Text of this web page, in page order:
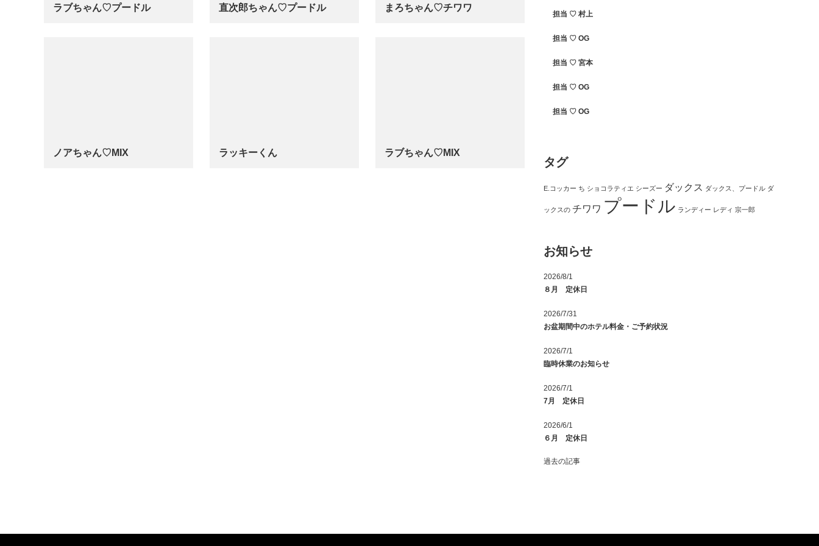
ラブちゃん♡プードル 直次郎ちゃん♡プードル まろちゃん♡チワワ
ノアちゃん♡‬MIX ラッキーくん ラブちゃん♡MIX
担当 ♡ 村上
担当 ♡ OG
担当 ♡ 宮本
担当 ♡ OG
担当 ♡ OG
タグ
E.コッカー ち ショコラティエ シーズー ダックス ダックス、プードル ダ
ックスの チワワ プードル ランディー レディ 宗一郎
お知らせ
2026/8/1
８月 定休日
2026/7/31
お盆期間中のホテル料金・ご予約状況
2026/7/1
臨時休業のお知らせ
2026/7/1
7月 定休日
2026/6/1
６月 定休日
過去の記事